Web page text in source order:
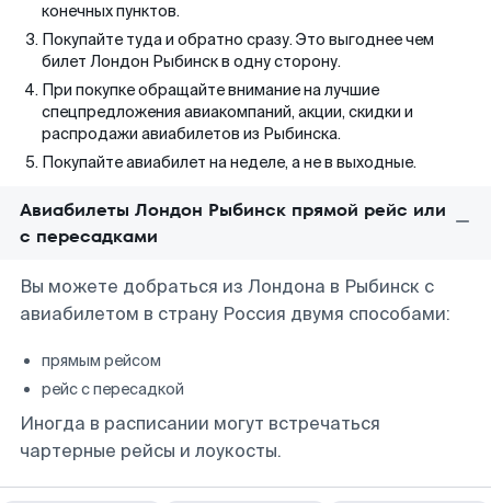
конечных пунктов.
Покупайте туда и обратно сразу. Это выгоднее чем
билет Лондон Рыбинск в одну сторону.
При покупке обращайте внимание на лучшие
спецпредложения авиакомпаний, акции, скидки и
распродажи авиабилетов из Рыбинска.
Покупайте авиабилет на неделе, а не в выходные.
Авиабилеты Лондон Рыбинск прямой рейс или
с пересадками
Вы можете добраться из Лондона в Рыбинск с
авиабилетом в страну Россия двумя способами:
прямым рейсом
рейс с пересадкой
Иногда в расписании могут встречаться
чартерные рейсы и лоукосты.